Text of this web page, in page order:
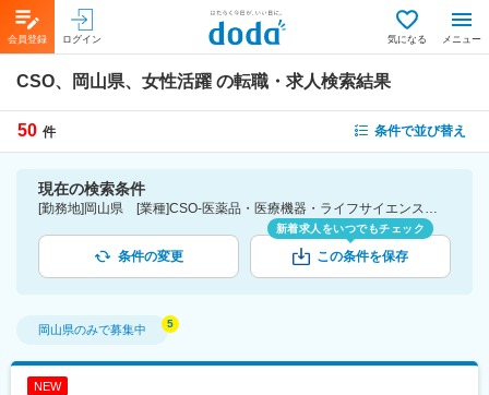
会員登録 ログイン 気になる メニュー
CSO、岡山県、女性活躍 の転職・求人検索結果
50 件 条件で並び替え
現在の検索条件
[勤務地]岡山県 [業種]CSO-医薬品・医療機器・ライフサイエンス・医療系サービス [詳細条件](会社・職場の環境)女性活躍
条件の変更
新着求人をいつでもチェック
この条件を保存
岡山県のみで募集中
NEW